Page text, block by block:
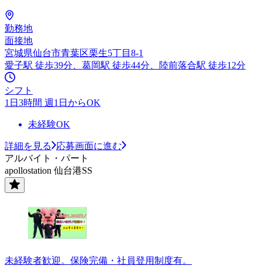
勤務地
面接地
宮城県仙台市青葉区栗生5丁目8-1
愛子駅 徒歩39分、葛岡駅 徒歩44分、陸前落合駅 徒歩12分
シフト
1日3時間 週1日からOK
未経験OK
詳細を見る
応募画面に進む
アルバイト・パート
apollostation 仙台港SS
未経験者歓迎。保険完備・社員登用制度有。